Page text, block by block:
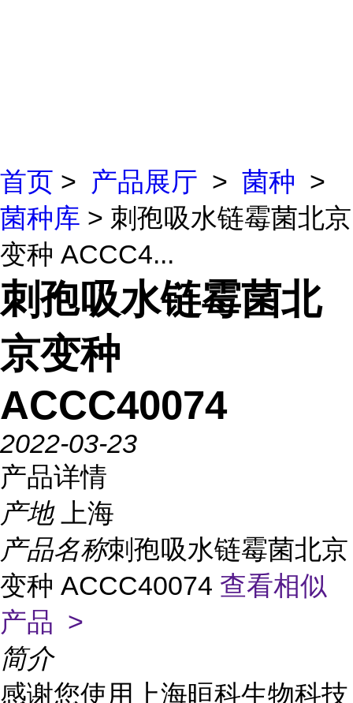
首页 > 产品展厅 > 菌种 >
菌种库 > 刺孢吸水链霉菌北京
变种 ACCC4...
刺孢吸水链霉菌北
京变种
ACCC40074
2022-03-23
产品详情
产地
上海
产品名称刺孢吸水链霉菌北京
变种 ACCC40074 查看相似
产品 >
简介
感谢您使用上海晅科生物科技